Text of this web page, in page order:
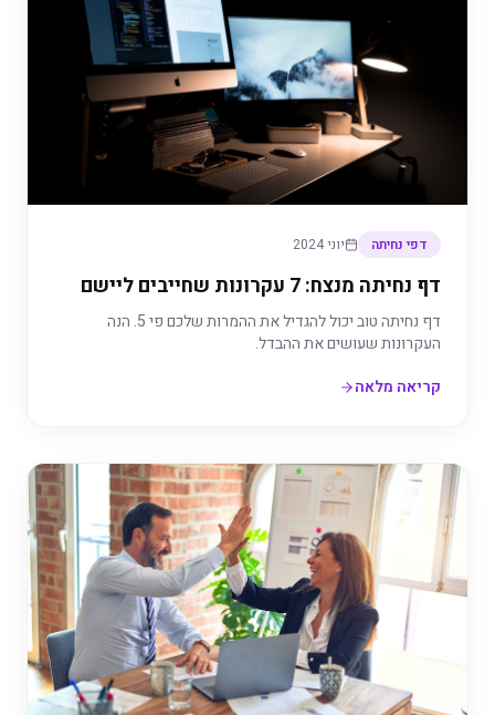
דפי נחיתה יוני 2024
דף נחיתה מנצח: 7 עקרונות שחייבים ליישם
דף נחיתה טוב יכול להגדיל את ההמרות שלכם פי 5. הנה
העקרונות שעושים את ההבדל.
קריאה מלאה